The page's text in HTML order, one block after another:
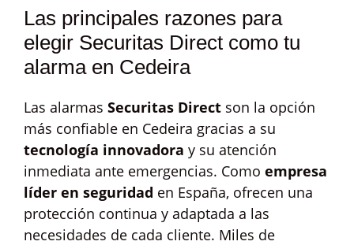
Las principales razones para
elegir Securitas Direct como tu
alarma en Cedeira
Las alarmas Securitas Direct son la opción
más confiable en Cedeira gracias a su
tecnología innovadora y su atención
inmediata ante emergencias. Como empresa
líder en seguridad en España, ofrecen una
protección continua y adaptada a las
necesidades de cada cliente. Miles de